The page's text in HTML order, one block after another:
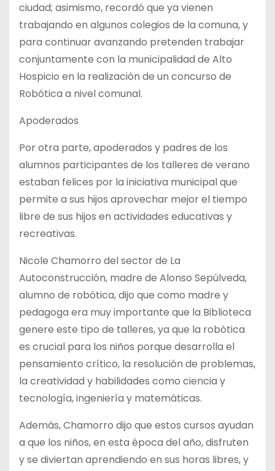
ciudad; asimismo, recordó que ya vienen
trabajando en algunos colegios de la comuna, y
para continuar avanzando pretenden trabajar
conjuntamente con la municipalidad de Alto
Hospicio en la realización de un concurso de
Robótica a nivel comunal.
Apoderados
Por otra parte, apoderados y padres de los
alumnos participantes de los talleres de verano
estaban felices por la iniciativa municipal que
permite a sus hijos aprovechar mejor el tiempo
libre de sus hijos en actividades educativas y
recreativas.
Nicole Chamorro del sector de La
Autoconstrucción, madre de Alonso Sepúlveda,
alumno de robótica, dijo que como madre y
pedagoga era muy importante que la Biblioteca
genere este tipo de talleres, ya que la robótica
es crucial para los niños porque desarrolla el
pensamiento crítico, la resolución de problemas,
la creatividad y habilidades como ciencia y
tecnología, ingeniería y matemáticas.
Además, Chamorro dijo que estos cursos ayudan
a que los niños, en esta época del año, disfruten
y se diviertan aprendiendo en sus horas libres, y